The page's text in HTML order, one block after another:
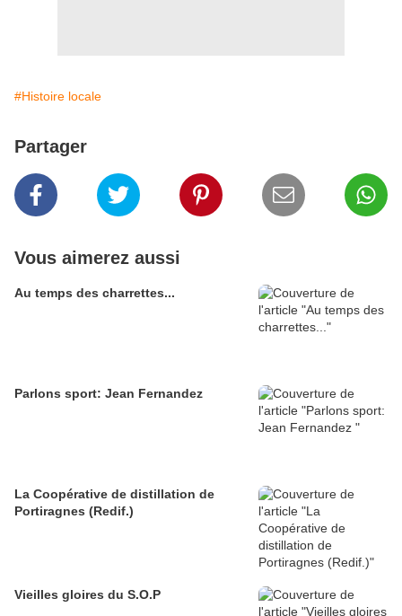
#Histoire locale
Partager
Vous aimerez aussi
Au temps des charrettes...
Parlons sport: Jean Fernandez
La Coopérative de distillation de
Portiragnes (Redif.)
Vieilles gloires du S.O.P